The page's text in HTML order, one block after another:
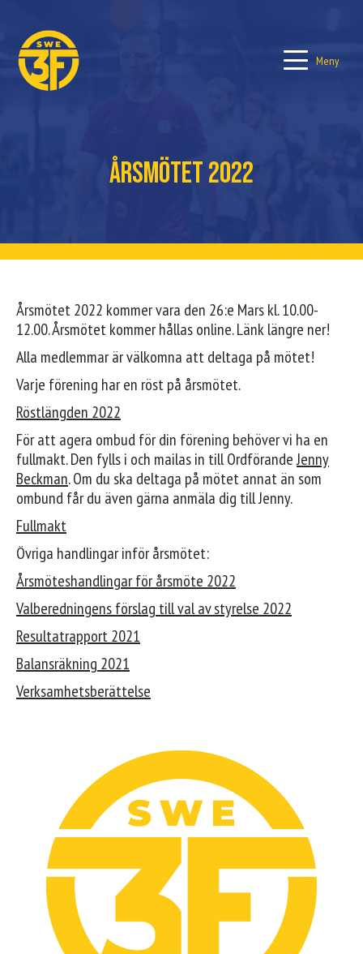
Meny
Årsmötet 2022
Årsmötet 2022 kommer vara den 26:e Mars kl. 10.00-
12.00. Årsmötet kommer hållas online. Länk längre ner!
Alla medlemmar är välkomna att deltaga på mötet!
Varje förening har en röst på årsmötet.
Röstlängden 2022
För att agera ombud för din förening behöver vi ha en
fullmakt. Den fylls i och mailas in till OrdförandeJenny
Beckman. Om du ska deltaga på mötet annat än som
ombund får du även gärna anmäla dig till Jenny.
Fullmakt
Övriga handlingar inför årsmötet:
Årsmöteshandlingar för årsmöte 2022
Valberedningens förslag till val av styrelse 2022
Resultatrapport 2021
Balansräkning 2021
Verksamhetsberättelse